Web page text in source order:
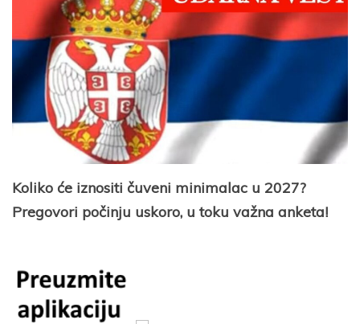
Koliko će iznositi čuveni minimalac u 2027?
Pregovori počinju uskoro, u toku važna anketa!